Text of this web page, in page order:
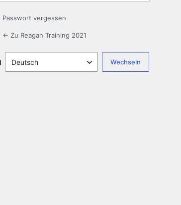
Passwort vergessen
← Zu Reagan Training 2021
Sprache